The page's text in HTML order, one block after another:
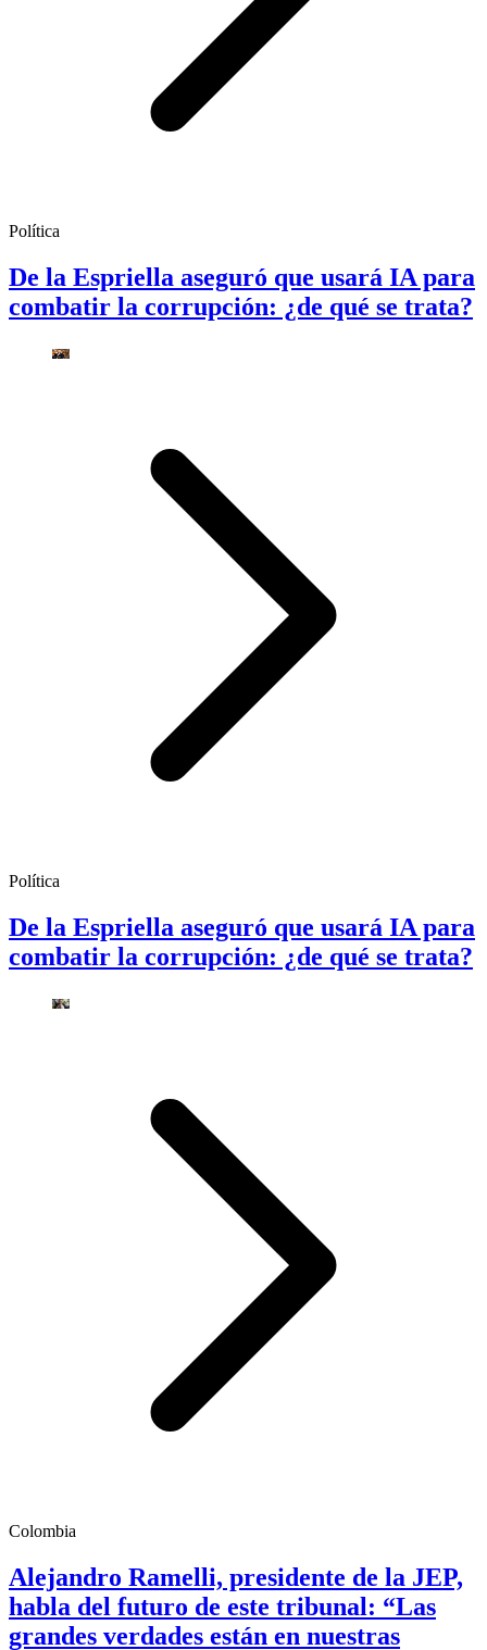
Política
De la Espriella aseguró que usará IA para
combatir la corrupción: ¿de qué se trata?
Política
De la Espriella aseguró que usará IA para
combatir la corrupción: ¿de qué se trata?
Colombia
Alejandro Ramelli, presidente de la JEP,
habla del futuro de este tribunal: “Las
grandes verdades están en nuestras